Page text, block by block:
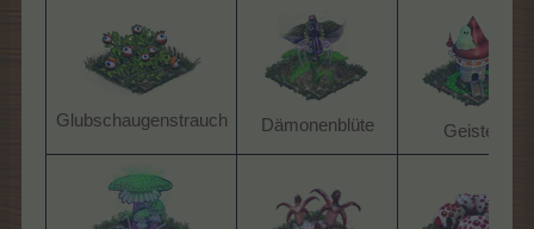
Glubschaugenstrauch​ Dämonenblüte​ Geister​